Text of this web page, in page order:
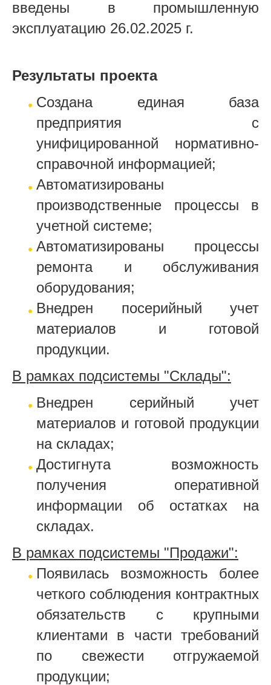
введены в промышленную
эксплуатацию 26.02.2025 г.
Результаты проекта
Создана единая база
предприятия с
унифицированной нормативно-
справочной информацией;
Автоматизированы
производственные процессы в
учетной системе;
Автоматизированы процессы
ремонта и обслуживания
оборудования;
Внедрен посерийный учет
материалов и готовой
продукции.
В рамках подсистемы "Склады":
Внедрен серийный учет
материалов и готовой продукции
на складах;
Достигнута возможность
получения оперативной
информации об остатках на
складах.
В рамках подсистемы "Продажи":
Появилась возможность более
четкого соблюдения контрактных
обязательств с крупными
клиентами в части требований
по свежести отгружаемой
продукции;